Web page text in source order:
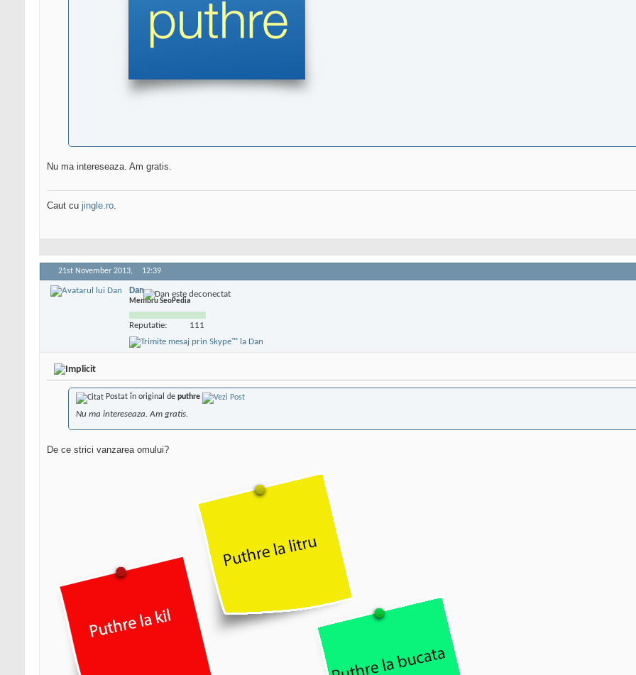
Nu ma intereseaza. Am gratis.
Caut cu jingle.ro.
21st November 2013, 12:39
Dan
Membru SeoPedia
Reputatie: 111
Postat în original de puthre
Nu ma intereseaza. Am gratis.
De ce strici vanzarea omului?